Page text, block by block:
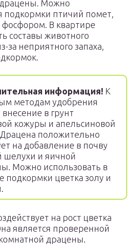
Можно
подкормки птичий помет,
фосфором. В квартире
составы животного
за неприятного запаха,
информация! К
методам удобрения
внесение в грунт
кожуры и апельсиновой
положительно
на добавление в почву
шелухи и яичной
Можно использовать в
подкормки цветка золу и
на рост цветка
является проверенной
драцены.